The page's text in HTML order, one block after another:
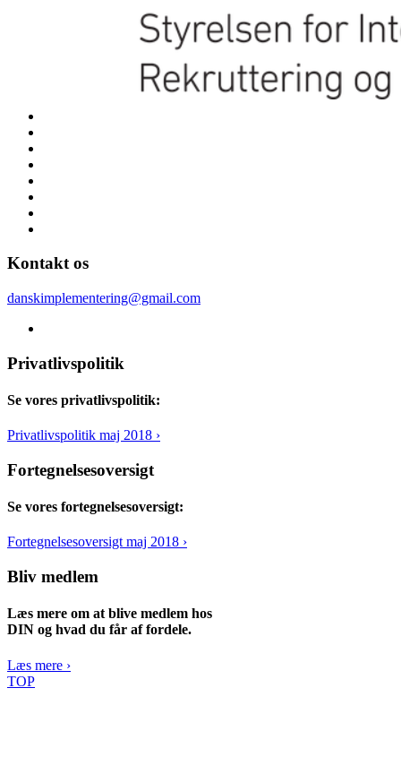
Kontakt os
danskimplementering@gmail.com
Privatlivspolitik
Se vores privatlivspolitik:
Privatlivspolitik maj 2018 ›
Fortegnelsesoversigt
Se vores fortegnelsesoversigt:
Fortegnelsesoversigt maj 2018 ›
Bliv medlem
Læs mere om at blive medlem hos
DIN og hvad du får af fordele.
Læs mere ›
TOP